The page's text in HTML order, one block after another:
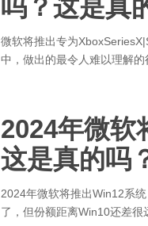
吗？这是真
微软将推出专为
中，做出的最令人难以理解
2024年微软
这是真的吗
2024年微软将推出Win12系
了，但份额距离Win10还差